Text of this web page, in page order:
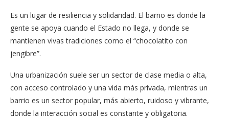
Es un lugar de resiliencia y solidaridad. El barrio es donde la
gente se apoya cuando el Estado no llega, y donde se
mantienen vivas tradiciones como el “chocolatito con
jengibre”.
Una urbanización suele ser un sector de clase media o alta,
con acceso controlado y una vida más privada, mientras un
barrio es un sector popular, más abierto, ruidoso y vibrante,
donde la interacción social es constante y obligatoria.